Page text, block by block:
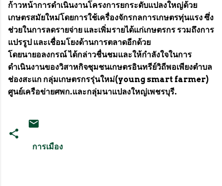
ก้าวหน้าการดำเนินงานโครงการยกระดับแปลงใหญ่ด้วย
เกษตรสมัยใหม่โดยการใช้เครื่องจักรกลการเกษตรทุ่นแรง ซึ่ง
ช่วยในการลดรายจ่าย และเพิ่มรายได้แก่เกษตรกร รวมถึงการ
แปรรูป และเชื่อมโยงด้านการตลาดอีกด้วย
โดยนายอลงกรณ์ ได้กล่าวชื่นชมและให้กำลังใจในการ
ดำเนินงานของวิสาหกิจชุมชนเกษตรอินทรีย์วิถีพอเพียงตำบล
ช่องสะแก กลุ่มเกษตรกรรุ่นใหม่(young smart farmer)
ศูนย์เครือข่ายศพก.และกลุ่มนาแปลงใหญ่เพชรบุรี.
การเมือง